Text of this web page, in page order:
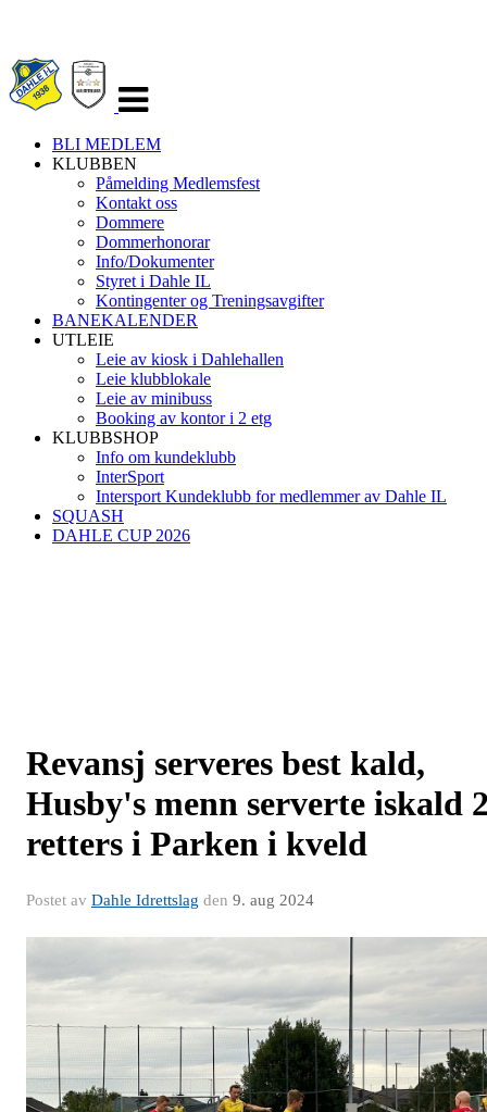
navigasjon
BLI MEDLEM
KLUBBEN
Påmelding Medlemsfest
Kontakt oss
Dommere
Dommerhonorar
Info/Dokumenter
Styret i Dahle IL
Kontingenter og Treningsavgifter
BANEKALENDER
UTLEIE
Leie av kiosk i Dahlehallen
Leie klubblokale
Leie av minibuss
Booking av kontor i 2 etg
KLUBBSHOP
Info om kundeklubb
InterSport
Intersport Kundeklubb for medlemmer av Dahle IL
SQUASH
DAHLE CUP 2026
Revansj serveres best kald,
Husby's menn serverte iskald
retters i Parken i kveld
Postet av Dahle Idrettslag den 9. aug 2024